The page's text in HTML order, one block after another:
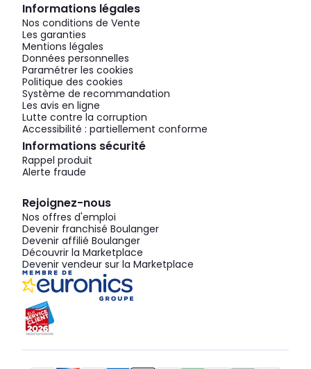
Informations légales
Nos conditions de Vente
Les garanties
Mentions légales
Données personnelles
Paramétrer les cookies
Politique des cookies
Système de recommandation
Les avis en ligne
Lutte contre la corruption
Accessibilité : partiellement conforme
Informations sécurité
Rappel produit
Alerte fraude
Rejoignez-nous
Nos offres d'emploi
Devenir franchisé Boulanger
Devenir affilié Boulanger
Découvrir la Marketplace
Devenir vendeur sur la Marketplace